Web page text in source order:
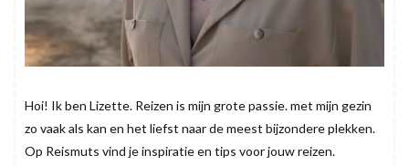
Hoi! Ik ben Lizette. Reizen is mijn grote passie. met mijn gezin
zo vaak als kan en het liefst naar de meest bijzondere plekken.
Op Reismuts vind je inspiratie en tips voor jouw reizen.